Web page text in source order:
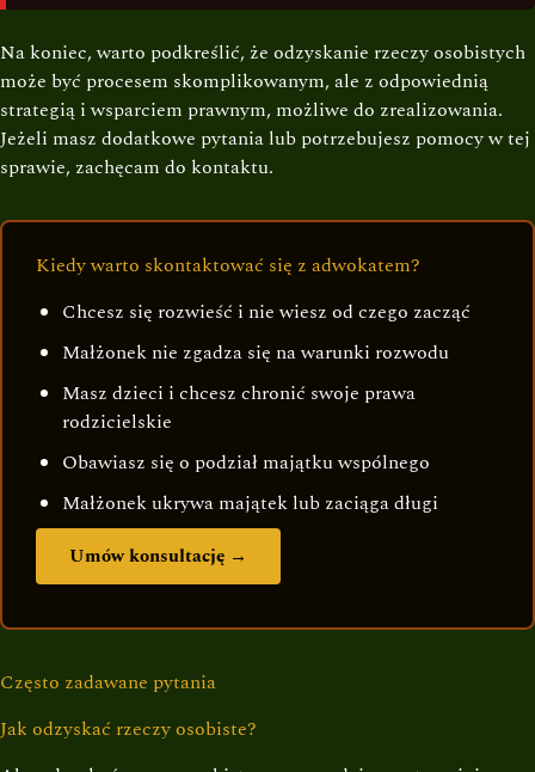
Na koniec, warto podkreślić, że odzyskanie rzeczy osobistych
może być procesem skomplikowanym, ale z odpowiednią
strategią i wsparciem prawnym, możliwe do zrealizowania.
Jeżeli masz dodatkowe pytania lub potrzebujesz pomocy w tej
sprawie, zachęcam do kontaktu.
Kiedy warto skontaktować się z adwokatem?
Chcesz się rozwieść i nie wiesz od czego zacząć
Małżonek nie zgadza się na warunki rozwodu
Masz dzieci i chcesz chronić swoje prawa
rodzicielskie
Obawiasz się o podział majątku wspólnego
Małżonek ukrywa majątek lub zaciąga długi
Umów konsultację →
Często zadawane pytania
Jak odzyskać rzeczy osobiste?